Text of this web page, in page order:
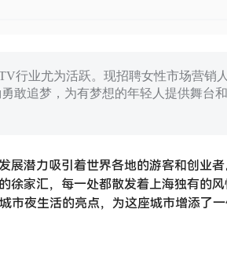
行业尤为活跃。现招聘女性市场营销
敢追梦，为有梦想的年轻人提供舞台
展潜力吸引着世界各地的游客和创业
徐家汇，每一处都散发着上海独有的
市夜生活的亮点，为这座城市增添了一